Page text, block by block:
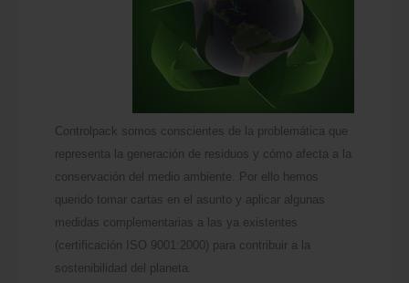
Controlpack somos conscientes de la problemática que
representa la generación de residuos y cómo afecta a la
conservación del medio ambiente. Por ello hemos
querido tomar cartas en el asunto y aplicar algunas
medidas complementarias a las ya existentes
(certificación ISO 9001:2000) para contribuir a la
sostenibilidad del planeta.